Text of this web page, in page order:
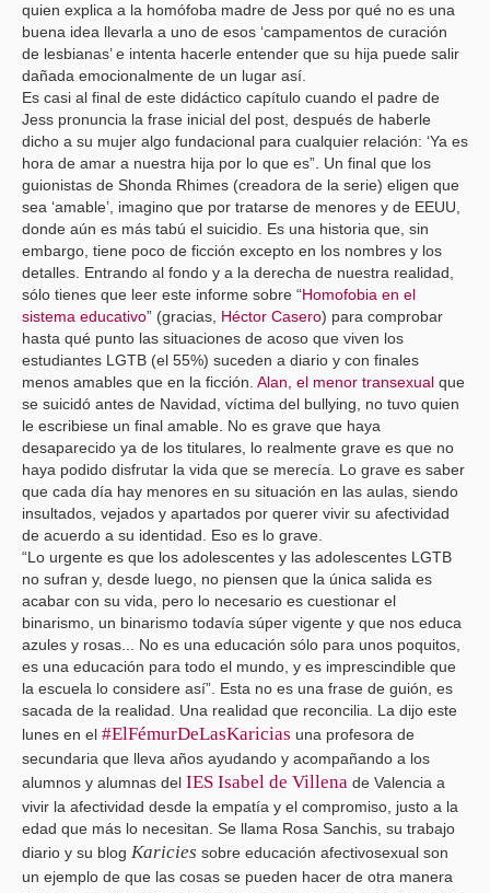
quien explica a la homófoba madre de Jess por qué no es una
buena idea llevarla a uno de esos ‘campamentos de curación
de lesbianas’ e intenta hacerle entender que su hija puede salir
dañada emocionalmente de un lugar así.
Es casi al final de este didáctico capítulo cuando el padre de
Jess pronuncia la frase inicial del post, después de haberle
dicho a su mujer algo fundacional para cualquier relación: ‘Ya es
hora de amar a nuestra hija por lo que es”. Un final que los
guionistas de Shonda Rhimes (creadora de la serie) eligen que
sea ‘amable’, imagino que por tratarse de menores y de EEUU,
donde aún es más tabú el suicidio. Es una historia que, sin
embargo, tiene poco de ficción excepto en los nombres y los
detalles. Entrando al fondo y a la derecha de nuestra realidad,
sólo tienes que leer este informe sobre “Homofobia en el
sistema educativo” (gracias, Héctor Casero) para comprobar
hasta qué punto las situaciones de acoso que viven los
estudiantes LGTB (el 55%) suceden a diario y con finales
menos amables que en la ficción. Alan, el menor transexual que
se suicidó antes de Navidad, víctima del bullying, no tuvo quien
le escribiese un final amable. No es grave que haya
desaparecido ya de los titulares, lo realmente grave es que no
haya podido disfrutar la vida que se merecía. Lo grave es saber
que cada día hay menores en su situación en las aulas, siendo
insultados, vejados y apartados por querer vivir su afectividad
de acuerdo a su identidad. Eso es lo grave.
“Lo urgente es que los adolescentes y las adolescentes LGTB
no sufran y, desde luego, no piensen que la única salida es
acabar con su vida, pero lo necesario es cuestionar el
binarismo, un binarismo todavía súper vigente y que nos educa
azules y rosas... No es una educación sólo para unos poquitos,
es una educación para todo el mundo, y es imprescindible que
la escuela lo considere así”. Esta no es una frase de guión, es
sacada de la realidad. Una realidad que reconcilia. La dijo este
lunes en el #ElFémurDeLasKaricias una profesora de
secundaria que lleva años ayudando y acompañando a los
alumnos y alumnas del IES Isabel de Villena de Valencia a
vivir la afectividad desde la empatía y el compromiso, justo a la
edad que más lo necesitan. Se llama Rosa Sanchis, su trabajo
diario y su blog Karicies sobre educación afectivosexual son
un ejemplo de que las cosas se pueden hacer de otra manera